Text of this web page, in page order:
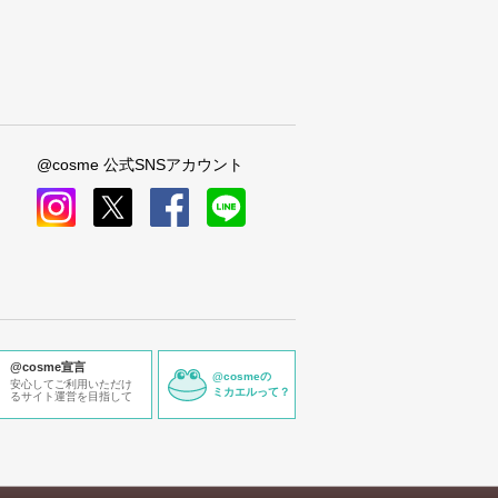
@cosme 公式SNSアカウント
@cosme宣言
安心してご利用いただけ
るサイト運営を目指して
@cosmeの
ミカエルって？